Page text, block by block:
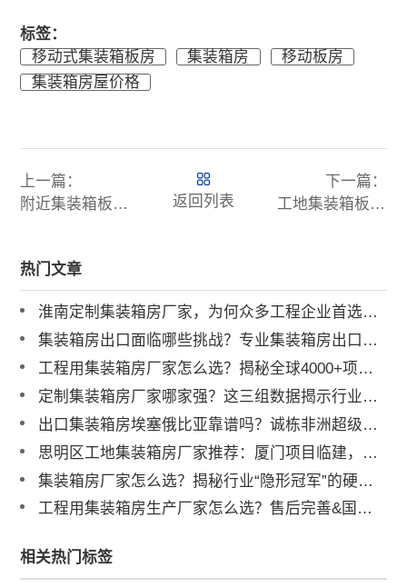
标签：
移动式集装箱板房
集装箱房
移动板房
集装箱房屋价格
上一篇：
附近集装箱板房厂商有哪些
返回列表
下一篇：
工地集装箱板房地面返潮如何解决，工地集装箱板房多少钱一平方
热门文章
淮南定制集装箱房厂家，为何众多工程企业首选诚栋营地？
集装箱房出口面临哪些挑战？专业集装箱房出口流程与解决方案全解析
工程用集装箱房厂家怎么选？揭秘全球4000+项目背后的实力品牌
定制集装箱房厂家哪家强？这三组数据揭示行业标杆
出口集装箱房埃塞俄比亚靠谱吗？诚栋非洲超级营地案例深度解析
思明区工地集装箱房厂家推荐：厦门项目临建，为何总包单位都选他？
集装箱房厂家怎么选？揭秘行业“隐形冠军”的硬核实力
工程用集装箱房生产厂家怎么选？售后完善&国内三大工厂直供解析
相关热门标签